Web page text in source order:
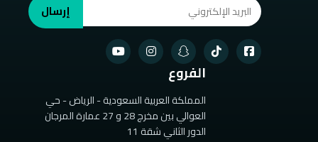
إرسال
الفروع
المملكة العربية السعودية - الرياض - حي
العوالي بين مخرج 28 و 27 عمارة المرجان
الدور الثاني شقة 11